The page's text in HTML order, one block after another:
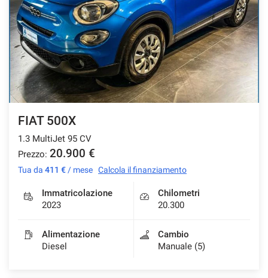
FIAT 500X
1.3 MultiJet 95 CV
Prezzo: 20.900 €
Tua da 411 € / mese Calcola il finanziamento
Immatricolazione
2023
Chilometri
20.300
Alimentazione
Diesel
Cambio
Manuale (5)